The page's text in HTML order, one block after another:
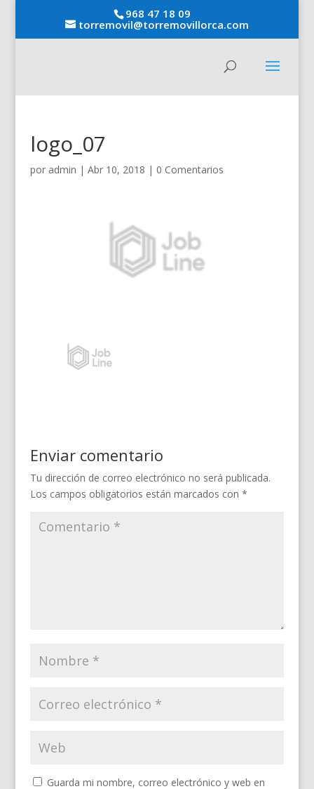
968 47 18 09
torremovil@torremovillorca.com
logo_07
por admin | Abr 10, 2018 | 0 Comentarios
Enviar comentario
Tu dirección de correo electrónico no será publicada.
Los campos obligatorios están marcados con *
Guarda mi nombre, correo electrónico y web en